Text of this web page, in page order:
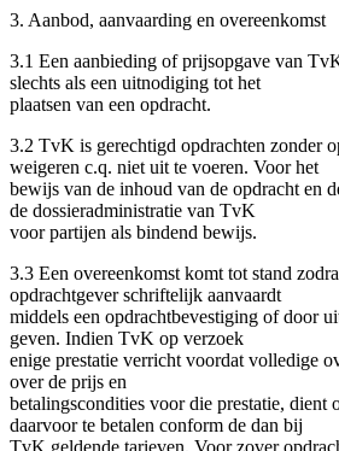
3. Aanbod, aanvaarding en overeenkomst
3.1 Een aanbieding of prijsopgave van
slechts als een uitnodiging tot het
plaatsen van een opdracht.
3.2 TvK is gerechtigd opdrachten zonder
weigeren c.q. niet uit te voeren. Voor het
bewijs van de inhoud van de opdracht en
de dossieradministratie van TvK
voor partijen als bindend bewijs.
3.3 Een overeenkomst komt tot stand
opdrachtgever schriftelijk aanvaardt
middels een opdrachtbevestiging of door
geven. Indien TvK op verzoek
enige prestatie verricht voordat volledige
over de prijs en
betalingscondities voor die prestatie, dient
daarvoor te betalen conform de dan bij
TvK geldende tarieven. Voor zover